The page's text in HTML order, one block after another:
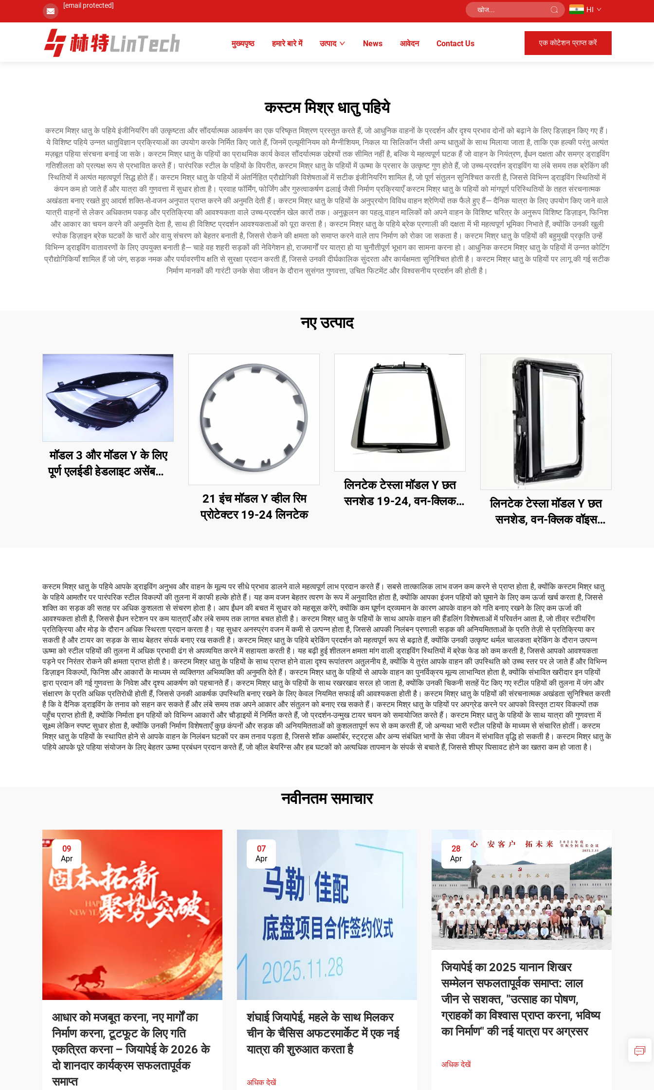
[email protected] HI
मुख्यपृष्ठ हमारे बारे में उत्पाद News आवेदन Contact Us एक कोटेशन प्राप्त करें
कस्टम मिश्र धातु पहिये
कस्टम मिश्र धातु के पहिये इंजीनियरिंग की उत्कृष्टता और सौंदर्यात्मक आकर्षण का एक परिष्कृत मिश्रण प्रस्तुत करते हैं, जो आधुनिक वाहनों के प्रदर्शन और दृश्य प्रभाव दोनों को बढ़ाने के लिए डिज़ाइन किए गए हैं।
ये विशिष्ट पहिये उन्नत धातुविज्ञान प्रक्रियाओं का उपयोग करके निर्मित किए जाते हैं, जिनमें एल्यूमीनियम को मैग्नीशियम, निकल या सिलिकॉन जैसी अन्य धातुओं के साथ मिलाया जाता है, ताकि एक हल्की परंतु अत्यंत
मज़बूत पहिया संरचना बनाई जा सके। कस्टम मिश्र धातु के पहियों का प्राथमिक कार्य केवल सौंदर्यात्मक उद्देश्यों तक सीमित नहीं है, बल्कि ये महत्वपूर्ण घटक हैं जो वाहन के नियंत्रण, ईंधन दक्षता और समग्र ड्राइविंग
गतिशीलता को प्रत्यक्ष रूप से प्रभावित करते हैं। पारंपरिक स्टील के पहियों के विपरीत, कस्टम मिश्र धातु के पहियों में ऊष्मा के प्रसार के उत्कृष्ट गुण होते हैं, जो उच्च-प्रदर्शन ड्राइविंग या लंबे समय तक ब्रेकिंग की
स्थितियों में अत्यंत महत्वपूर्ण सिद्ध होते हैं। कस्टम मिश्र धातु के पहियों में अंतर्निहित प्रौद्योगिकी विशेषताओं में सटीक इंजीनियरिंग शामिल है, जो पूर्ण संतुलन सुनिश्चित करती है, जिससे विभिन्न ड्राइविंग स्थितियों में
कंपन कम हो जाते हैं और यात्रा की गुणवत्ता में सुधार होता है। प्रवाह फॉर्मिंग, फोर्जिंग और गुरुत्वाकर्षण ढलाई जैसी निर्माण प्रक्रियाएँ कस्टम मिश्र धातु के पहियों को मांगपूर्ण परिस्थितियों के तहत संरचनात्मक
अखंडता बनाए रखते हुए आदर्श शक्ति-से-वजन अनुपात प्राप्त करने की अनुमति देती हैं। कस्टम मिश्र धातु के पहियों के अनुप्रयोग विविध वाहन श्रेणियों तक फैले हुए हैं— दैनिक यात्रा के लिए उपयोग किए जाने वाले
यात्री वाहनों से लेकर अधिकतम पकड़ और प्रतिक्रिया की आवश्यकता वाले उच्च-प्रदर्शन खेल कारों तक। अनुकूलन का पहलू वाहन मालिकों को अपने वाहन के विशिष्ट चरित्र के अनुरूप विशिष्ट डिज़ाइन, फिनिश
और आकार का चयन करने की अनुमति देता है, साथ ही विशिष्ट प्रदर्शन आवश्यकताओं को पूरा करता है। कस्टम मिश्र धातु के पहिये ब्रेक प्रणाली की दक्षता में भी महत्वपूर्ण भूमिका निभाते हैं, क्योंकि उनकी खुली
स्पोक डिज़ाइन ब्रेक घटकों के चारों ओर वायु संचरण को बेहतर बनाती है, जिससे रोकने की क्षमता को समाप्त करने वाले ताप निर्माण को रोका जा सकता है। कस्टम मिश्र धातु के पहियों की बहुमुखी प्रकृति उन्हें
विभिन्न ड्राइविंग वातावरणों के लिए उपयुक्त बनाती है— चाहे वह शहरी सड़कों की नेविगेशन हो, राजमार्गों पर यात्रा हो या चुनौतीपूर्ण भूभाग का सामना करना हो। आधुनिक कस्टम मिश्र धातु के पहियों में उन्नत कोटिंग
प्रौद्योगिकियाँ शामिल हैं जो जंग, सड़क नमक और पर्यावरणीय क्षति से सुरक्षा प्रदान करती हैं, जिससे उनकी दीर्घकालिक सुंदरता और कार्यक्षमता सुनिश्चित होती है। कस्टम मिश्र धातु के पहियों पर लागू की गई सटीक
निर्माण मानकों की गारंटी उनके सेवा जीवन के दौरान सुसंगत गुणवत्ता, उचित फिटमेंट और विश्वसनीय प्रदर्शन की होती है।
नए उत्पाद
मॉडल 3 और मॉडल Y के लिए
पूर्ण एलईडी हेडलाइट असेंबली,
21 इंच मॉडल Y व्हील रिम
प्रोटेक्टर 19-24 लिनटेक
लिनटेक टेस्ला मॉडल Y छत
सनशेड 19-24, वन-क्लिक
लिनटेक टेस्ला मॉडल Y छत
सनशेड, वन-क्लिक वॉइस
कस्टम मिश्र धातु के पहिये आपके ड्राइविंग अनुभव और वाहन के मूल्य पर सीधे प्रभाव डालने वाले महत्वपूर्ण लाभ प्रदान करते हैं। सबसे तात्कालिक लाभ वजन कम करने से प्राप्त होता है, क्योंकि कस्टम मिश्र धातु
के पहिये आमतौर पर पारंपरिक स्टील विकल्पों की तुलना में काफी हल्के होते हैं। यह कम वजन बेहतर त्वरण के रूप में अनुवादित होता है, क्योंकि आपका इंजन पहियों को घुमाने के लिए कम ऊर्जा खर्च करता है, जिससे
शक्ति का सड़क की सतह पर अधिक कुशलता से संचरण होता है। आप ईंधन की बचत में सुधार को महसूस करेंगे, क्योंकि कम घूर्णन द्रव्यमान के कारण आपके वाहन को गति बनाए रखने के लिए कम ऊर्जा की
आवश्यकता होती है, जिससे ईंधन स्टेशन पर कम यात्राएँ और लंबे समय तक लागत बचत होती है। कस्टम मिश्र धातु के पहियों के साथ आपके वाहन की हैंडलिंग विशेषताओं में परिवर्तन आता है, जो तीव्र स्टीयरिंग
प्रतिक्रिया और मोड़ के दौरान अधिक स्थिरता प्रदान करता है। यह सुधार अनस्प्रंग वजन में कमी से उत्पन्न होता है, जिससे आपकी निलंबन प्रणाली सड़क की अनियमितताओं के प्रति तेज़ी से प्रतिक्रिया कर
सकती है और टायर का सड़क के साथ बेहतर संपर्क बनाए रख सकती है। कस्टम मिश्र धातु के पहिये ब्रेकिंग प्रदर्शन को महत्वपूर्ण रूप से बढ़ाते हैं, क्योंकि उनकी उत्कृष्ट थर्मल चालकता ब्रेकिंग के दौरान उत्पन्न
ऊष्मा को स्टील पहियों की तुलना में अधिक प्रभावी ढंग से अपव्ययित करने में सहायता करती है। यह बढ़ी हुई शीतलन क्षमता मांग वाली ड्राइविंग स्थितियों में ब्रेक फेड को कम करती है, जिससे आपको आवश्यकता
पड़ने पर निरंतर रोकने की क्षमता प्राप्त होती है। कस्टम मिश्र धातु के पहियों के साथ प्राप्त होने वाला दृश्य रूपांतरण अतुलनीय है, क्योंकि ये तुरंत आपके वाहन की उपस्थिति को उच्च स्तर पर ले जाते हैं और विभिन्न
डिज़ाइन विकल्पों, फिनिश और आकारों के माध्यम से व्यक्तिगत अभिव्यक्ति की अनुमति देते हैं। कस्टम मिश्र धातु के पहियों से आपके वाहन का पुनर्विक्रय मूल्य लाभान्वित होता है, क्योंकि संभावित खरीदार इन पहियों
द्वारा प्रदान की गई गुणवत्ता के निवेश और दृश्य आकर्षण को पहचानते हैं। कस्टम मिश्र धातु के पहियों के साथ रखरखाव सरल हो जाता है, क्योंकि उनकी चिकनी सतहें पेंट किए गए स्टील पहियों की तुलना में जंग और
संक्षारण के प्रति अधिक प्रतिरोधी होती हैं, जिससे उनकी आकर्षक उपस्थिति बनाए रखने के लिए केवल नियमित सफाई की आवश्यकता होती है। कस्टम मिश्र धातु के पहियों की संरचनात्मक अखंडता सुनिश्चित करती
है कि वे दैनिक ड्राइविंग के तनाव को सहन कर सकते हैं और लंबे समय तक अपने आकार और संतुलन को बनाए रख सकते हैं। कस्टम मिश्र धातु के पहियों पर अपग्रेड करने पर आपको विस्तृत टायर विकल्पों तक
पहुँच प्राप्त होती है, क्योंकि निर्माता इन पहियों को विभिन्न आकारों और चौड़ाइयों में निर्मित करते हैं, जो प्रदर्शन-उन्मुख टायर चयन को समायोजित करते हैं। कस्टम मिश्र धातु के पहियों के साथ यात्रा की गुणवत्ता में
सूक्ष्म लेकिन स्पष्ट सुधार होता है, क्योंकि उनकी निर्माण विशेषताएँ कुछ कंपनों और सड़क की अनियमितताओं को कुशलतापूर्ण रूप से कम करती हैं, जो अन्यथा भारी स्टील पहियों के माध्यम से संचारित होतीं। कस्टम
मिश्र धातु के पहियों के स्थापित होने से आपके वाहन के निलंबन घटकों पर कम तनाव पड़ता है, जिससे शॉक अब्सॉर्बर, स्ट्रट्स और अन्य संबंधित भागों के सेवा जीवन में संभावित वृद्धि हो सकती है। कस्टम मिश्र धातु के
पहिये आपके पूरे पहिया संयोजन के लिए बेहतर ऊष्मा प्रबंधन प्रदान करते हैं, जो व्हील बेयरिंग्स और हब घटकों को अत्यधिक तापमान के संपर्क से बचाते हैं, जिससे शीघ्र घिसावट होने का खतरा कम हो जाता है।
नवीनतम समाचार
09
Apr
आधार को मजबूत करना, नए मार्गों का
निर्माण करना, टूटफूट के लिए गति
एकत्रित करना – जियापेई के 2026 के
दो शानदार कार्यक्रम सफलतापूर्वक
समाप्त
07
Apr
शंघाई जियापेई, महले के साथ मिलकर
चीन के चैसिस अफटरमार्केट में एक नई
यात्रा की शुरुआत करता है
अधिक देखें
28
Apr
जियापेई का 2025 यानान शिखर
सम्मेलन सफलतापूर्वक समाप्त: लाल
जीन से सशक्त, "उत्साह का पोषण,
ग्राहकों का विश्वास प्राप्त करना, भविष्य
का निर्माण" की नई यात्रा पर अग्रसर
अधिक देखें